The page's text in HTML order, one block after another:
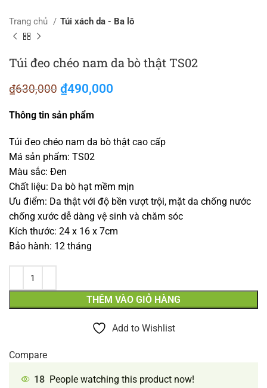
Trang chủ Túi xách da - Ba lô
Túi đeo chéo nam da bò thật TS02
₫630,000 Giá gốc là: ₫630,000.
₫490,000
Thông tin sản phẩm
Túi đeo chéo nam da bò thật cao cấp
Má sản phẩm: TS02
Màu sắc: Đen
Chất liệu: Da bò hạt mềm mịn
Ưu điểm: Da thật với độ bền vượt trội, mặt da chống nước
chống xước dễ dàng vệ sinh và chăm sóc
Kích thước: 24 x 16 x 7cm
Bảo hành: 12 tháng
THÊM VÀO GIỎ HÀNG
Add to Wishlist
Compare
18 People watching this product now!